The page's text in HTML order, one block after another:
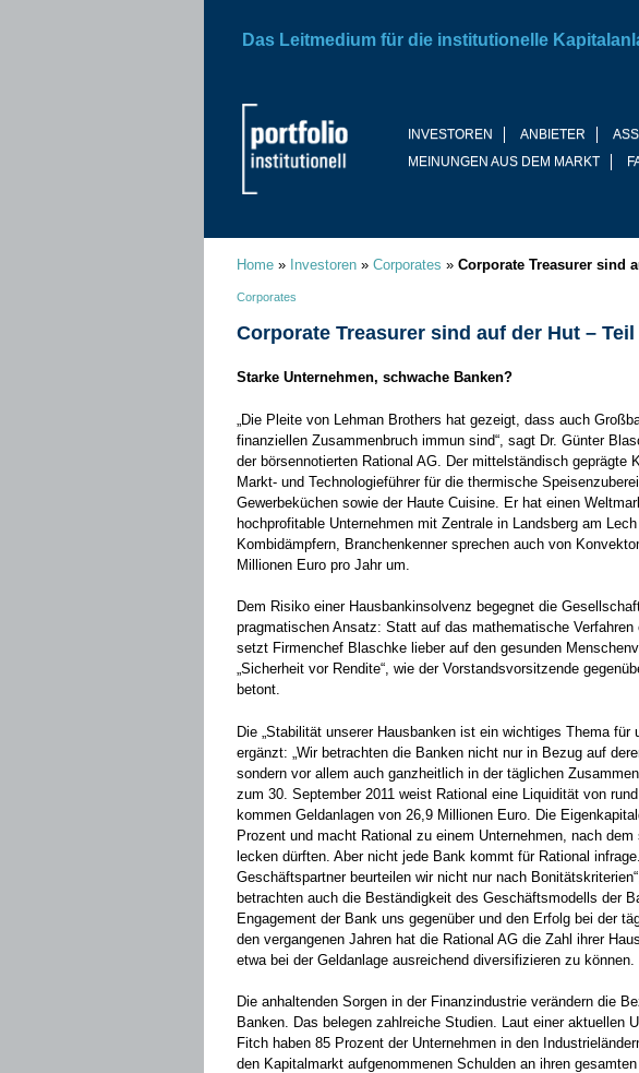
INVESTOREN ANBIETER
MEINUNGEN AUS DEM MARKT
Das Leitmedium für die institutionelle
Home » Investoren » Corporates » Corporate Treasurer sind
Corporates
Corporate Treasurer sind auf der Hut – Teil
Starke Unternehmen, schwache Banken?
„Die Pleite von Lehman Brothers hat gezeigt, dass auch
finanziellen Zusammenbruch immun sind“, sagt Dr. Günter
der börsen­notierten Rational AG. Der mittelständisch geprägte
Markt- und Technologieführer für die thermische
Gewerbeküchen sowie der Haute Cuisine. Er hat einen
hochprofitable ­Unternehmen mit Zentrale in Landsberg am
Kombidämpfern, Branchenkenner sprechen auch von
Millionen Euro pro Jahr um.
Dem Risiko einer Hausbankinsolvenz begegnet die
pragmatischen Ansatz: Statt auf das ­mathematische
setzt ­Firmenchef Blaschke lieber auf den gesunden
„Sicherheit vor Rendite“, wie der Vorstands­vorsitzende
betont.
Die „Stabilität unserer Hausbanken ist ein wichtiges Thema für
ergänzt: „Wir betrachten die Banken nicht nur in Bezug auf
sondern vor allem auch ganzheitlich in der täglichen
zum 30. September 2011 weist Rational eine Liquidität von
kommen Geldanlagen von 26,9 Millionen Euro. Die
Prozent und macht Rational zu einem Unternehmen, nach
lecken dürften. Aber nicht jede Bank kommt für Rational
Geschäftspartner beurteilen wir nicht nur nach
­betrachten auch die Beständigkeit des Geschäftsmodells der
Engagement der Bank uns gegenüber und den Erfolg bei der
den vergangenen Jahren hat die ­Rational AG die Zahl ihrer
etwa bei der Geldanlage ­ausreichend diversifizieren zu können.
Die anhaltenden Sorgen in der Finanzindustrie verändern die
Banken. Das belegen zahlreiche Studien. Laut einer aktuellen
Fitch ­haben 85 Prozent der Unternehmen in den
den Kapitalmarkt aufgenommenen Schulden an ihren